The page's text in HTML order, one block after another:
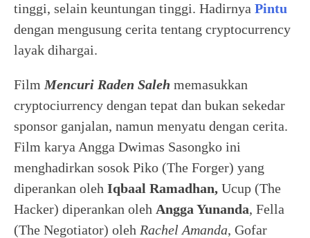
tinggi, selain keuntungan tinggi. Hadirnya Pintu
dengan mengusung cerita tentang cryptocurrency
layak dihargai.
Film Mencuri Raden Saleh memasukkan
cryptociurrency dengan tepat dan bukan sekedar
sponsor ganjalan, namun menyatu dengan cerita.
Film karya Angga Dwimas Sasongko ini
menghadirkan sosok Piko (The Forger) yang
diperankan oleh Iqbaal Ramadhan, Ucup (The
Hacker) diperankan oleh Angga Yunanda, Fella
(The Negotiator) oleh Rachel Amanda, Gofar